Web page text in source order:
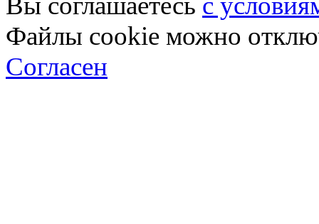
Файлы cookie можно
Согласен